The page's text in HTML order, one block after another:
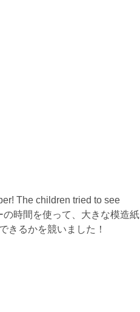
The children tried to see
時間を使って、大きな模造紙
きるかを競いました！